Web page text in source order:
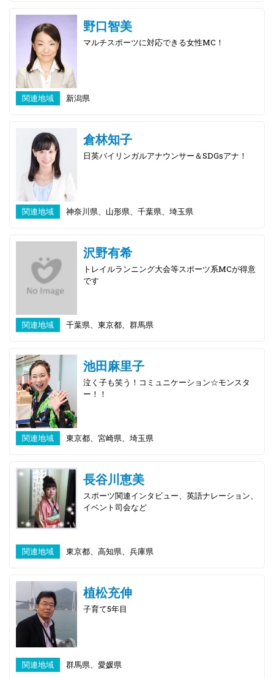
野口智美
マルチスポーツに対応できる女性MC！
関連地域 新潟県
倉林知子
日英バイリンガルアナウンサー＆SDGsアナ！
関連地域 神奈川県、山形県、千葉県、埼玉県
沢野有希
トレイルランニング大会等スポーツ系MCが得意
です
関連地域 千葉県、東京都、群馬県
池田麻里子
泣く子も笑う！コミュニケーション☆モンスタ
ー！！
関連地域 東京都、宮崎県、埼玉県
長谷川恵美
スポーツ関連インタビュー、英語ナレーション、
イベント司会など
関連地域 東京都、高知県、兵庫県
植松充伸
子育て5年目
関連地域 群馬県、愛媛県